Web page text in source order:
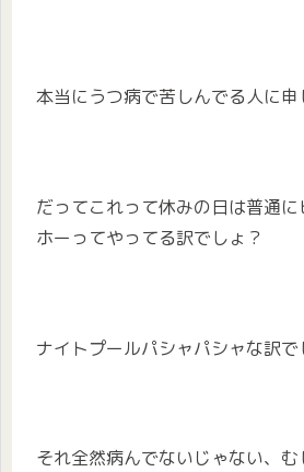
本当にうつ病で苦しんでる人に申
だってこれって休みの日は普通に
ホーってやってる訳でしょ？
ナイトプールパシャパシャな訳で
それ全然病んでないじゃない、